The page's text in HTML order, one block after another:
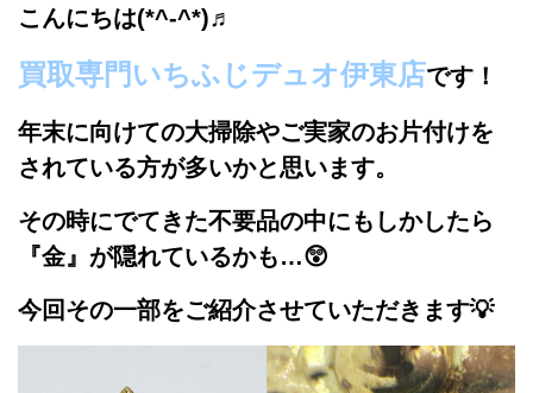
こんにちは(*^-^*)♬
買取専門いちふじデュオ伊東店です！
年末に向けての大掃除やご実家のお片付けを
されている方が多いかと思います。
その時にでてきた不要品の中にもしかしたら
『金』が隠れているかも…😲
今回その一部をご紹介させていただきます💡